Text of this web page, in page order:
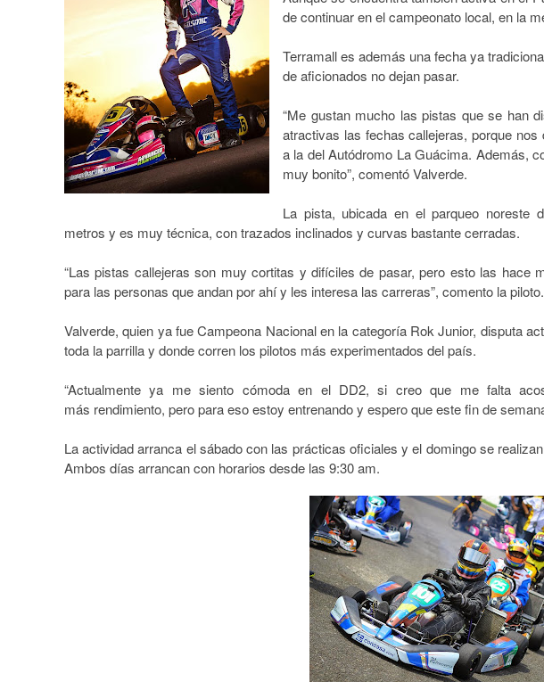
de continuar en el campeonato local, en la
Terramall es además una fecha ya
de aficionados no dejan pasar.
“Me gustan mucho las pistas que se han
atractivas las fechas callejeras, porque
a la del Autódromo La Guácima. Además,
muy bonito”, comentó Valverde.
La pista, ubicada en el parqueo noreste
metros y es muy técnica, con trazados inclinados y curvas bastante cerradas.
“Las pistas callejeras son muy cortitas y difíciles de pasar, pero esto las hace
para las personas que andan por ahí y les interesa las carreras”, comento la piloto.
Valverde, quien ya fue Campeona Nacional en la categoría Rok Junior, disputa
toda la parrilla y donde corren los pilotos más experimentados del país.
“Actualmente ya me siento cómoda en el DD2, si creo que me falta
más rendimiento, pero para eso estoy entrenando y espero que este fin de
La actividad arranca el sábado con las prácticas oficiales y el domingo se
Ambos días arrancan con horarios desde las 9:30 am.